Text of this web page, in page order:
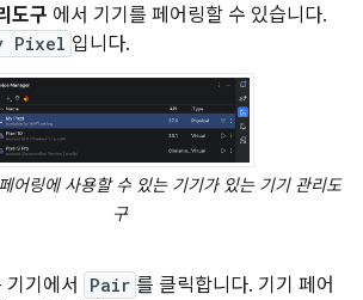
도구 에서 기기를 페어링할 수 있습니다.
Pixel 입니다.
어링에 사용할 수 있는 기기가 있는 기기 관리도
구
기에서 Pair 를 클릭합니다. 기기 페어